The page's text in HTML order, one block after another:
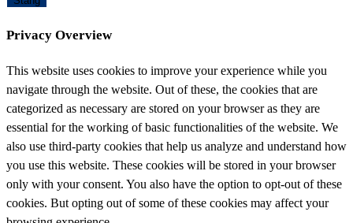
Privacy Overview
This website uses cookies to improve your experience while you
navigate through the website. Out of these, the cookies that are
categorized as necessary are stored on your browser as they are
essential for the working of basic functionalities of the website. We
also use third-party cookies that help us analyze and understand how
you use this website. These cookies will be stored in your browser
only with your consent. You also have the option to opt-out of these
cookies. But opting out of some of these cookies may affect your